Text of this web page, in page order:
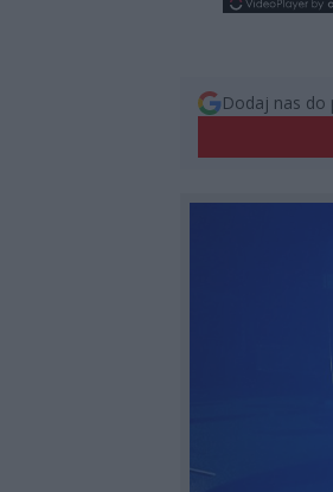
Dodaj nas do